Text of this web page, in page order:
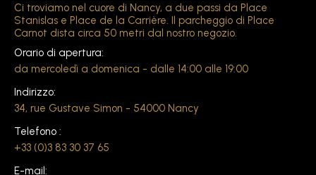
Ci troviamo nel cuore di Nancy, a due passi da Place
Stanislas e Place de la Carrière. Il parcheggio di Place
Carnot dista circa 50 metri dal nostro negozio.
Orario di apertura:
da mercoledì a domenica - dalle 14:00 alle 19:00
Indirizzo:
34, rue Gustave Simon - 54000 Nancy
Telefono :
+33 (0)3 83 30 37 65
E-mail: